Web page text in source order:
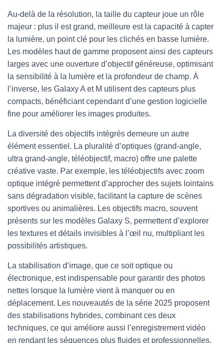
Au-delà de la résolution, la taille du capteur joue un rôle
majeur : plus il est grand, meilleure est la capacité à capter
la lumière, un point clé pour les clichés en basse lumière.
Les modèles haut de gamme proposent ainsi des capteurs
larges avec une ouverture d’objectif généreuse, optimisant
la sensibilité à la lumière et la profondeur de champ. À
l’inverse, les Galaxy A et M utilisent des capteurs plus
compacts, bénéficiant cependant d’une gestion logicielle
fine pour améliorer les images produites.
La diversité des objectifs intégrés demeure un autre
élément essentiel. La pluralité d’optiques (grand-angle,
ultra grand-angle, téléobjectif, macro) offre une palette
créative vaste. Par exemple, les téléobjectifs avec zoom
optique intégré permettent d’approcher des sujets lointains
sans dégradation visible, facilitant la capture de scènes
sportives ou animalières. Les objectifs macro, souvent
présents sur les modèles Galaxy S, permettent d’explorer
les textures et détails invisibles à l’œil nu, multipliant les
possibilités artistiques.
La stabilisation d’image, que ce soit optique ou
électronique, est indispensable pour garantir des photos
nettes lorsque la lumière vient à manquer ou en
déplacement. Les nouveautés de la série 2025 proposent
des stabilisations hybrides, combinant ces deux
techniques, ce qui améliore aussi l’enregistrement vidéo
en rendant les séquences plus fluides et professionnelles.